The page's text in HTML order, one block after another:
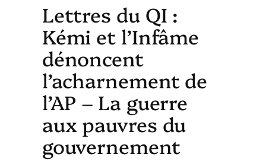
Lettres du QI :
Kémi et l’Infâme
dénoncent
l’acharnement de
l’AP – La guerre
aux pauvres du
gouvernement